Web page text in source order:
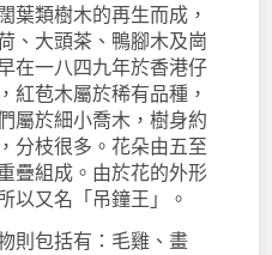
葉類樹木的再生而成，
、大頭茶、鴨腳木及崗
在一八四九年於香港仔
紅苞木屬於稀有品種，
屬於細小喬木，樹身約
分枝很多。花朵由五至
疊組成。由於花的外形
以又名「吊鐘王」。
則包括有：毛雞、畫